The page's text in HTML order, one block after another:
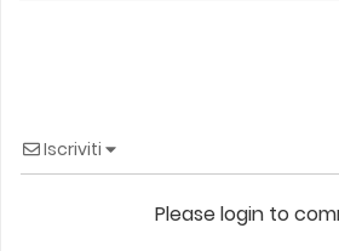
Iscriviti
Please login to